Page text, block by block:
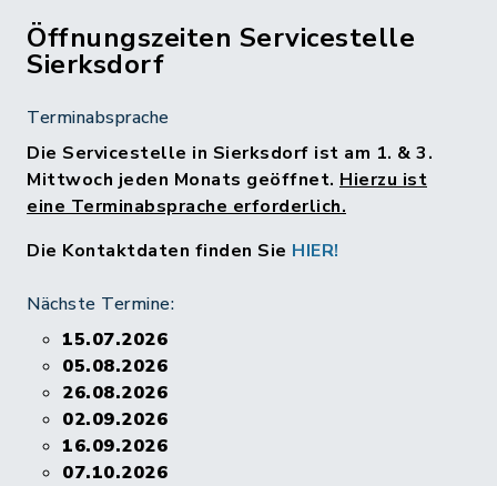
Öffnungszeiten Servicestelle
Sierksdorf
Terminabsprache
Die Servicestelle in Sierksdorf ist am 1. & 3.
Mittwoch jeden Monats geöffnet. Hierzu ist
eine Terminabsprache erforderlich.
Die Kontaktdaten finden Sie HIER!
Nächste Termine:
15.07.2026
05.08.2026
26.08.2026
02.09.2026
16.09.2026
07.10.2026